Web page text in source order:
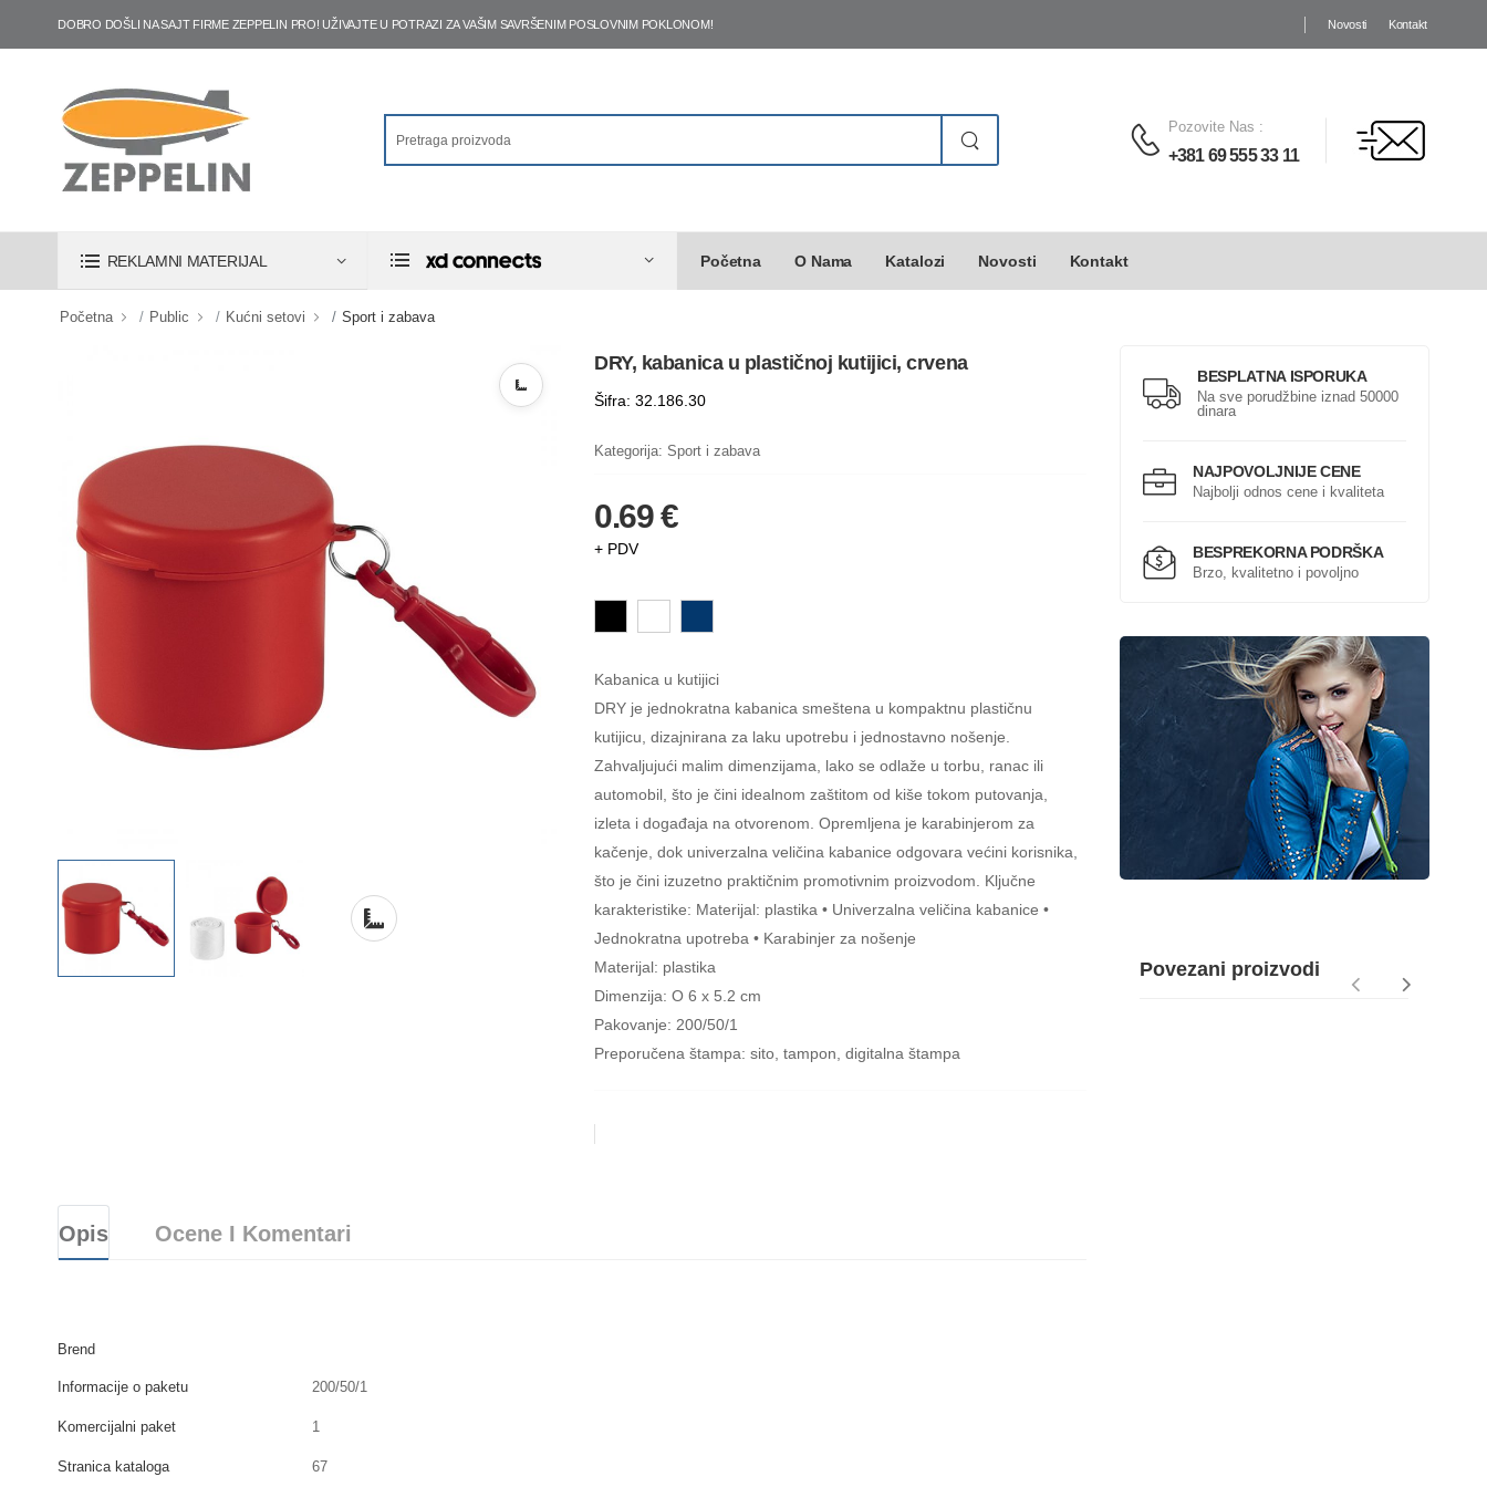
DOBRO DOŠLI NA SAJT FIRME ZEPPELIN PRO! UŽIVAJTE U POTRAZI ZA VAŠIM SAVRŠENIM POSLOVNIM POKLONOM! Novosti Kontakt
Pozovite Nas :
+381 69 555 33 11
REKLAMNI MATERIJAL Početna O Nama Katalozi Novosti Kontakt
Početna Public Kućni setovi Sport i zabava
DRY, kabanica u plastičnoj kutijici, crvena
Šifra: 32.186.30
Kategorija: Sport i zabava
0.69 €
+ PDV
Kabanica u kutijici
DRY je jednokratna kabanica smeštena u kompaktnu plastičnu
kutijicu, dizajnirana za laku upotrebu i jednostavno nošenje.
Zahvaljujući malim dimenzijama, lako se odlaže u torbu, ranac ili
automobil, što je čini idealnom zaštitom od kiše tokom putovanja,
izleta i događaja na otvorenom. Opremljena je karabinjerom za
kačenje, dok univerzalna veličina kabanice odgovara većini korisnika,
što je čini izuzetno praktičnim promotivnim proizvodom. Ključne
karakteristike: Materijal: plastika • Univerzalna veličina kabanice •
Jednokratna upotreba • Karabinjer za nošenje
Materijal: plastika
Dimenzija: O 6 x 5.2 cm
Pakovanje: 200/50/1
Preporučena štampa: sito, tampon, digitalna štampa
Opis Ocene I Komentari
Brend
Informacije o paketu 200/50/1
Komercijalni paket 1
Stranica kataloga 67
BESPLATNA ISPORUKA
Na sve porudžbine iznad 50000
dinara
NAJPOVOLJNIJE CENE
Najbolji odnos cene i kvaliteta
BESPREKORNA PODRŠKA
Brzo, kvalitetno i povoljno
Povezani proizvodi